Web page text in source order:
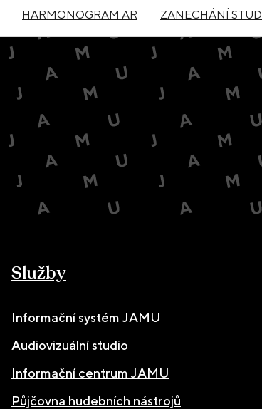
HARMONOGRAM AR ZANECHÁNÍ
Služby
Informační systém JAMU
Audiovizuální studio
Informační centrum JAMU
Půjčovna hudebních nástrojů